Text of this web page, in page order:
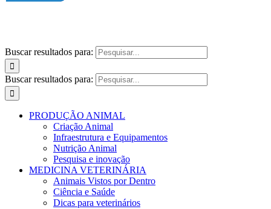
Buscar resultados para:
Buscar resultados para:
PRODUÇÃO ANIMAL
Criação Animal
Infraestrutura e Equipamentos
Nutrição Animal
Pesquisa e inovação
MEDICINA VETERINÁRIA
Animais Vistos por Dentro
Ciência e Saúde
Dicas para veterinários